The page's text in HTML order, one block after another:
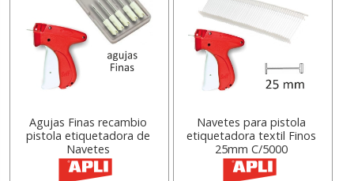
Agujas Finas recambio
pistola etiquetadora de
Navetes
Navetes para pistola
etiquetadora textil Finos
25mm C/5000